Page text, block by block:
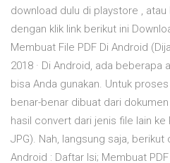
download dulu di playstore ,
dengan klik link berikut ini
Membuat File PDF Di Android
2018 · Di Android, ada beberapa
bisa Anda gunakan. Untuk
benar-benar dibuat dari
hasil convert dari jenis file lain ke
JPG). Nah, langsung saja,
Android : Daftar Isi; Membuat